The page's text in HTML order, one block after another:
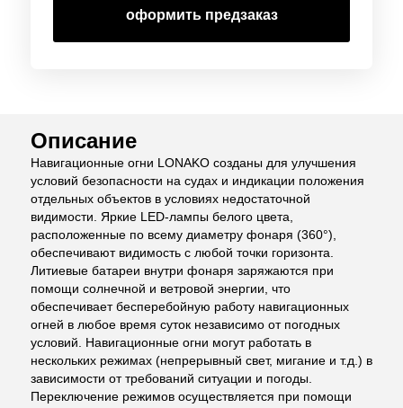
оформить предзаказ
Описание
Навигационные огни LONAKO созданы для улучшения
условий безопасности на судах и индикации положения
отдельных объектов в условиях недостаточной
видимости. Яркие LED-лампы белого цвета,
расположенные по всему диаметру фонаря (360°),
обеспечивают видимость с любой точки горизонта.
Литиевые батареи внутри фонаря заряжаются при
помощи солнечной и ветровой энергии, что
обеспечивает бесперебойную работу навигационных
огней в любое время суток независимо от погодных
условий. Навигационные огни могут работать в
нескольких режимах (непрерывный свет, мигание и т.д.) в
зависимости от требований ситуации и погоды.
Переключение режимов осуществляется при помощи